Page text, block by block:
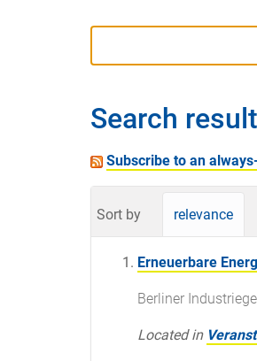
Search
Subscribe to an
Sort by relevance
Erneuerbare
Berliner
Located in